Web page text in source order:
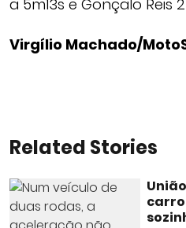
a 5m13s e Gonçalo Reis
Virgílio Machado/
Related Stories